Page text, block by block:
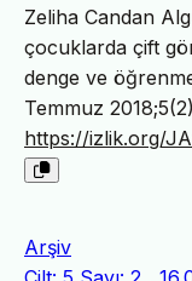
Zeliha Candan
çocuklarda çift
denge ve
Temmuz
https://izlik.org/
Arşiv